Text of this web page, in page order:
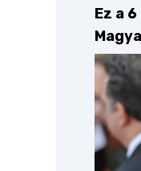
Ez a